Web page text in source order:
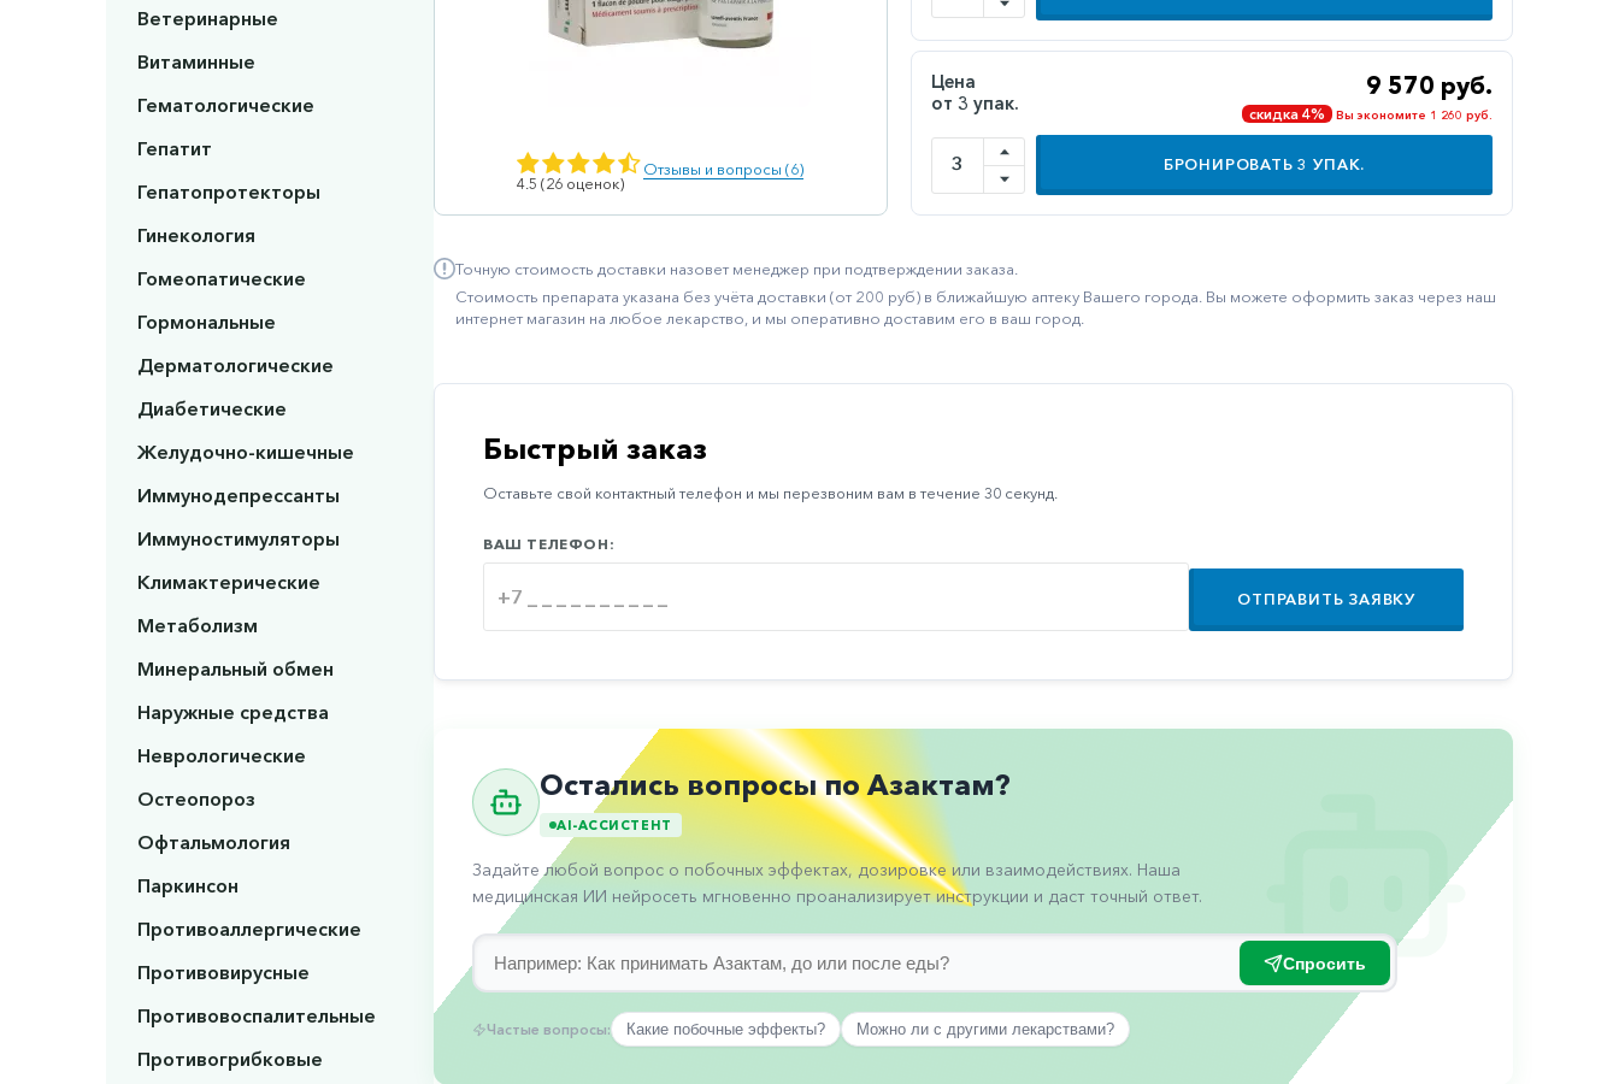
Ветеринарные
Витаминные
Гематологические
Гепатит
Гепатопротекторы
Гинекология
Гомеопатические
Гормональные
Дерматологические
Диабетические
Желудочно-кишечные
Иммунодепрессанты
Иммуностимуляторы
Климактерические
Метаболизм
Минеральный обмен
Наружные средства
Неврологические
Остеопороз
Офтальмология
Паркинсон
Противоаллергические
Противовирусные
Противовоспалительные
Противогрибковые
4.5 (26 оценок)
Отзывы и вопросы (6)
Цена
от 3 упак.
9 570 руб.
скидка 4% Вы экономите 1 260 руб.
БРОНИРОВАТЬ3 УПАК.
Точную стоимость доставки назовет менеджер при подтверждении заказа.
Стоимость препарата указана без учёта доставки (от 200 руб) в ближайшую аптеку Вашего города. Вы можете оформить заказ через наш
интернет магазин на любое лекарство, и мы оперативно доставим его в ваш город.
Быстрый заказ
Оставьте свой контактный телефон и мы перезвоним вам в течение 30 секунд.
ВАШ ТЕЛЕФОН:
ОТПРАВИТЬ ЗАЯВКУ
Остались вопросы по Азактам?
AI-АССИСТЕНТ
Задайте любой вопрос о побочных эффектах, дозировке или взаимодействиях. Наша
медицинская ИИ нейросеть мгновенно проанализирует инструкции и даст точный ответ.
Спросить
Частые вопросы: Какие побочные эффекты? Можно ли с другими лекарствами?